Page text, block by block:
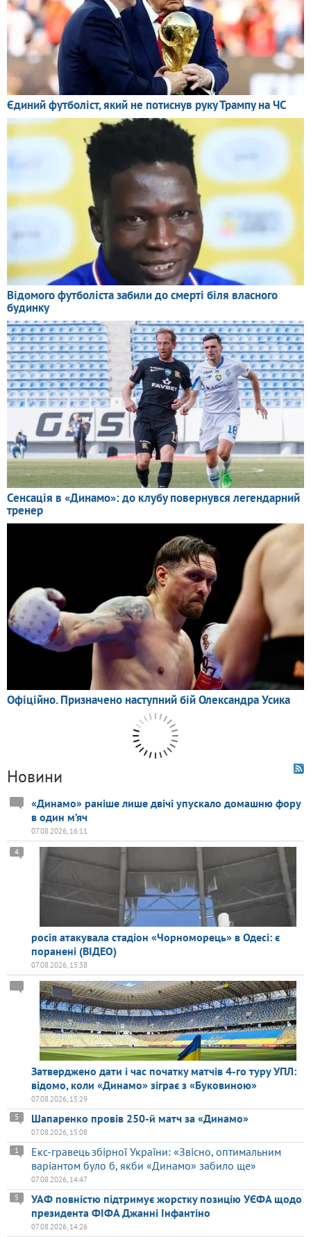
Новини
«Динамо» раніше лише двічі упускало домашню фору
в один м’яч
07.08.2026, 16:11
росія атакувала стадіон «Чорноморець» в Одесі: є
поранені (ВІДЕО)
4
07.08.2026, 15:38
Затверджено дати і час початку матчів 4-го туру УПЛ:
відомо, коли «Динамо» зіграє з «Буковиною»
07.08.2026, 15:29
Шапаренко провів 250-й матч за «Динамо»
5
07.08.2026, 15:08
Екс-гравець збірної України: «Звісно, оптимальним
варіантом було б, якби «Динамо» забило ще»
1
07.08.2026, 14:47
УАФ повністю підтримує жорстку позицію УЄФА щодо
президента ФІФА Джанні Інфантіно
5
07.08.2026, 14:26